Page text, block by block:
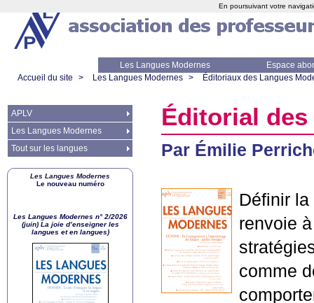
Les Langues Modernes
Espace
Accueil du site
> Les Langues Modernes > Éditoriaux des Langues
Éditorial des
Par Émilie
Définir
renvoie
comme
APLV
Les Langues Modernes
Tout sur les langues
Les Langues Modernes
Le nouveau numéro
Les Langues Modernes n° 2/2026
(juin) La joie d’enseigner les
langues et en langues)
En poursuivant votre